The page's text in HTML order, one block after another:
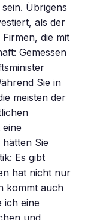
Übrigens
als der
die mit
Gemessen
Sie in
meisten der
Sie
Es gibt
hat nicht nur
kommt auch
ich eine
und